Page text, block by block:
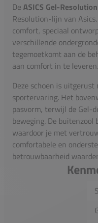
De ASICS Gel-
Resolution-lijn van
comfort, speciaal
verschillende
tegemoetkomt aan de
aan comfort in te leveren.
Deze schoen is
sportervaring. Het
pasvorm, terwijl de Gel-
beweging. De
waardoor je met
comfortabele en
betrouwbaarheid